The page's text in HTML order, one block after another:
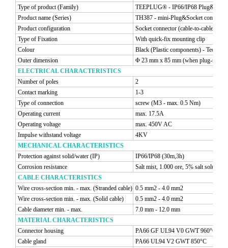
Type of product (Family)
TEEPLUG® - IP66/IP68
Product name (Series)
TH387 - mini-Plug&Socket
Product configuration
Socket connector (cable-to-cable)
Type of Fixation
With quick-fix mounting clip
Colour
Black (Plastic components) - Techno
Outer dimension
Φ 23 mm x 85 mm (when plug-socket
ELECTRICAL CHARACTERISTICS
Number of poles
2
Contact marking
1-3
Type of connection
screw (M3 - max. 0.5 Nm)
Operating current
max. 17.5A
Operating voltage
max. 450V AC
Impulse withstand voltage
4KV
MECHANICAL CHARACTERISTICS
Protection against solid/water (IP)
IP66/IP68 (30m,3h)
Corrosion resistance
Salt mist, 1.000 ore, 5% salt
CABLE CHARACTERISTICS
Wire cross-section min. - max. (Stranded cable) 0.5 mm2 - 4.0 mm2
Wire cross-section min. - max. (Solid cable)
0.5 mm2 - 4.0 mm2
Cable diameter min. - max.
7.0 mm - 12.0 mm
MATERIAL CHARACTERISTICS
Connector housing
PA66 GF UL94 V0 GWT 960°C
Cable gland
PA66 UL94 V2 GWT 850°C